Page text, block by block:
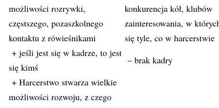
możliwości rozrywki,
częstszego, pozaszkolnego
kontaktu z rówieśnikami
konkurencja kół, klubów
zainteresowania, w
się tyle, co w harcerstwie
+ jeśli jest się w kadrze, to jest
się kimś
– brak kadry
+ Harcerstwo stwarza wielkie
możliwości rozwoju, z czego